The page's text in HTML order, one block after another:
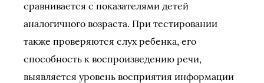
сравнивается с показателями детей
аналогичного возраста. При тестировании
также проверяются слух ребенка, его
способность к воспроизведению речи,
выявляется уровень восприятия информации